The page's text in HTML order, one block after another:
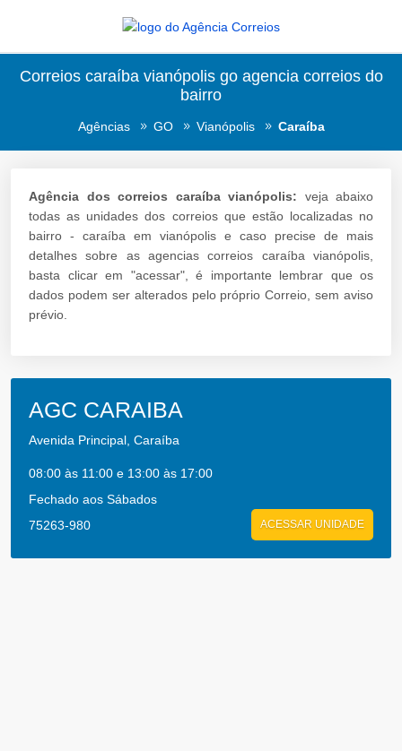
Correios caraíba vianópolis go agencia correios do
bairro
Agências GO Vianópolis Caraíba
Agência dos correios caraíba vianópolis: veja abaixo
todas as unidades dos correios que estão localizadas no
bairro - caraíba em vianópolis e caso precise de mais
detalhes sobre as agencias correios caraíba vianópolis,
basta clicar em "acessar", é importante lembrar que os
dados podem ser alterados pelo próprio Correio, sem aviso
prévio.
AGC CARAIBA
Avenida Principal, Caraíba
08:00 às 11:00 e 13:00 às 17:00
Fechado aos Sábados
75263-980
ACESSAR UNIDADE